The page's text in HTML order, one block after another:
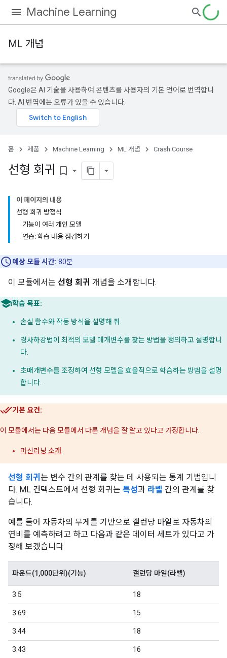
Machine Learning
ML 개념
Google은 AI 기술을 사용하여 콘텐츠를 사용자의 기본 언어로 번역합니
다. AI 번역에는 오류가 있을 수 있습니다.
홈 제품 Machine Learning ML 개념 Crash Course
선형 회귀 bookmark_border
이 페이지의 내용
선형 회귀 방정식
기능이 여러 개인 모델
연습: 학습 내용 점검하기
예상 모듈 시간: 80분
이 모듈에서는 선형 회귀 개념을 소개합니다.
학습 목표:
손실 함수와 작동 방식을 설명해 줘.
경사하강법이 최적의 모델 매개변수를 찾는 방법을 정의하고 설명합니
다.
초매개변수를 조정하여 선형 모델을 효율적으로 학습하는 방법을 설명
합니다.
기본 요건:
이 모듈에서는 다음 모듈에서 다룬 개념을 잘 알고 있다고 가정합니다.
머신러닝 소개
선형 회귀 는 변수 간의 관계를 찾는 데 사용되는 통계 기법입니
다. ML 컨텍스트에서 선형 회귀는 특성과 라벨 간의 관계를 찾
습니다.
예를 들어 자동차의 무게를 기반으로 갤런당 마일로 자동차의
연비를 예측하려고 하고 다음과 같은 데이터 세트가 있다고 가
정해 보겠습니다.
파운드(1,000단위)(기능) 갤런당 마일(라벨)
3.5 18
3.69 15
3.44 18
3.43 16